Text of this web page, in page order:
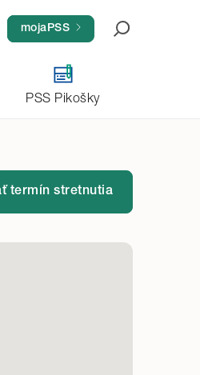
Aktivovať konto
mojaPSS
PSS Pikošky
termín stretnutia